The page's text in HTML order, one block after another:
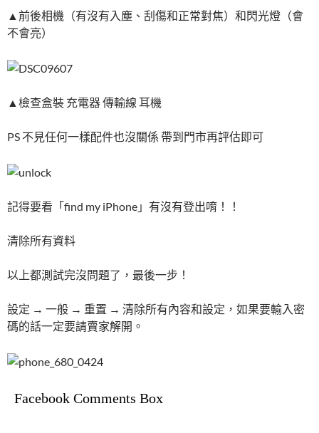
▲前後相機（有沒有入塵、刮傷和正常對焦）和閃光燈（會
不會亮）
▲檢查盒裝 充電器 傳輸線 耳機
PS 不見任何一樣配件也沒關係 帶到門市再評估即可
記得要看「find my iPhone」有沒有登出唷！！
清除所有資料
以上都測試完沒問題了，最後一步！
設定 → 一般 → 重置 → 清除所有內容和設定，如果要輸入密
碼的話一定要請賣家解開。
Facebook Comments Box